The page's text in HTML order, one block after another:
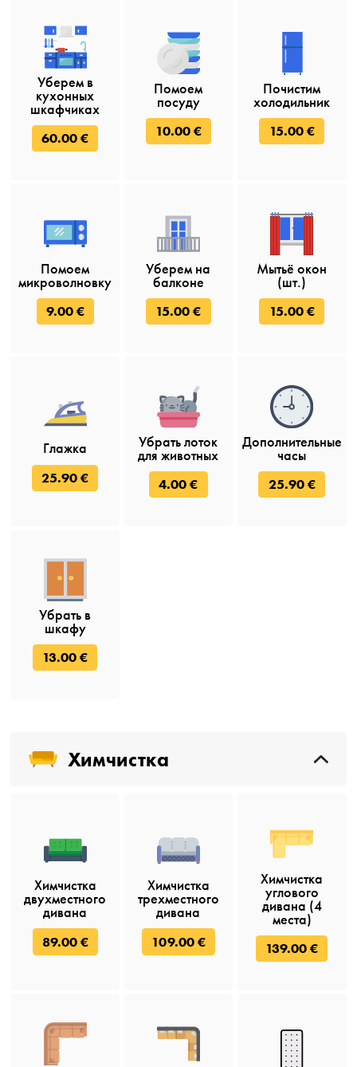
Уберем в
кухонных
шкафчиках
60.00 €
Помоем
посуду
10.00 €
Почистим
холодильник
15.00 €
Помоем
микроволновку
9.00 €
Уберем на
балконе
15.00 €
Мытьё окон
(шт.)
15.00 €
Глажка
25.90 €
Убрать лоток
для животных
4.00 €
Дополнительные
часы
25.90 €
Убрать в
шкафу
13.00 €
Химчистка
Химчистка
двухместного
дивана
89.00 €
Химчистка
трехместного
дивана
109.00 €
Химчистка
углового
дивана (4
места)
139.00 €